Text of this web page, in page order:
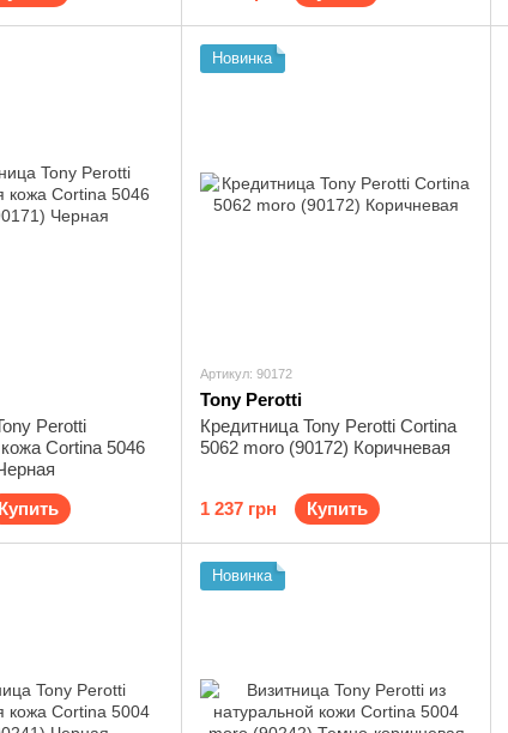
Perotti
Cortina 5046
Купить
Новинка
Артикул: 90172
Tony Perotti
Кредитница Tony Perotti Cortina
5062 moro (90172) Коричневая
1 237 грн Купить
Новинка